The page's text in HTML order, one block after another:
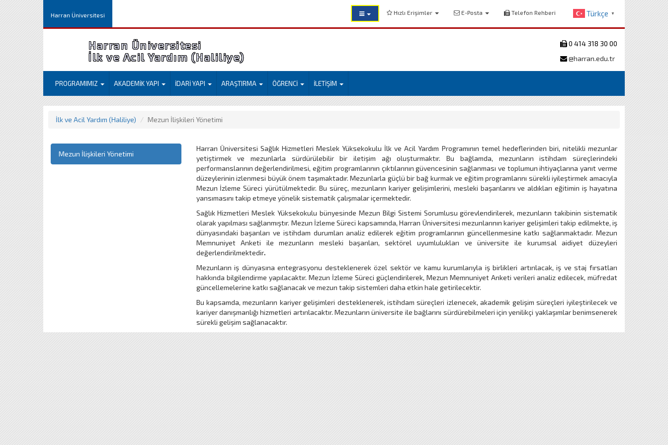
Harran Üniversitesi Hızlı Erişimler E-Posta Telefon Rehberi Türkçe ▼
Harran Üniversitesi
İlk ve Acil Yardım (Haliliye)
0 414 318 30 00
@harran.edu.tr
PROGRAMIMIZ AKADEMİK YAPI İDARİ YAPI ARAŞTIRMA ÖĞRENCİ İLETİŞİM
İlk ve Acil Yardım (Haliliye) Mezun İlişkileri Yönetimi
Mezun İlişkileri Yönetimi
Harran Üniversitesi Sağlık Hizmetleri Meslek Yüksekokulu İlk ve Acil Yardım Programının temel hedeflerinden biri, nitelikli mezunlar
yetiştirmek ve mezunlarla sürdürülebilir bir iletişim ağı oluşturmaktır. Bu bağlamda, mezunların istihdam süreçlerindeki
performanslarının değerlendirilmesi, eğitim programlarının çıktılarının güvencesinin sağlanması ve toplumun ihtiyaçlarına yanıt verme
düzeylerinin izlenmesi büyük önem taşımaktadır. Mezunlarla güçlü bir bağ kurmak ve eğitim programlarını sürekli iyileştirmek amacıyla
Mezun İzleme Süreci yürütülmektedir. Bu süreç, mezunların kariyer gelişimlerini, mesleki başarılarını ve aldıkları eğitimin iş hayatına
yansımasını takip etmeye yönelik sistematik çalışmalar içermektedir.
Sağlık Hizmetleri Meslek Yüksekokulu bünyesinde Mezun Bilgi Sistemi Sorumlusu görevlendirilerek, mezunların takibinin sistematik
olarak yapılması sağlanmıştır. Mezun İzleme Süreci kapsamında, Harran Üniversitesi mezunlarının kariyer gelişimleri takip edilmekte, iş
dünyasındaki başarıları ve istihdam durumları analiz edilerek eğitim programlarının güncellenmesine katkı sağlanmaktadır. Mezun
Memnuniyet Anketi ile mezunların mesleki başarıları, sektörel uyumlulukları ve üniversite ile kurumsal aidiyet düzeyleri
değerlendirilmektedir.
Mezunların iş dünyasına entegrasyonu desteklenerek özel sektör ve kamu kurumlarıyla iş birlikleri artırılacak, iş ve staj fırsatları
hakkında bilgilendirme yapılacaktır. Mezun İzleme Süreci güçlendirilerek, Mezun Memnuniyet Anketi verileri analiz edilecek, müfredat
güncellemelerine katkı sağlanacak ve mezun takip sistemleri daha etkin hale getirilecektir.
Bu kapsamda, mezunların kariyer gelişimleri desteklenerek, istihdam süreçleri izlenecek, akademik gelişim süreçleri iyileştirilecek ve
kariyer danışmanlığı hizmetleri artırılacaktır. Mezunların üniversite ile bağlarını sürdürebilmeleri için yenilikçi yaklaşımlar benimsenerek
sürekli gelişim sağlanacaktır.